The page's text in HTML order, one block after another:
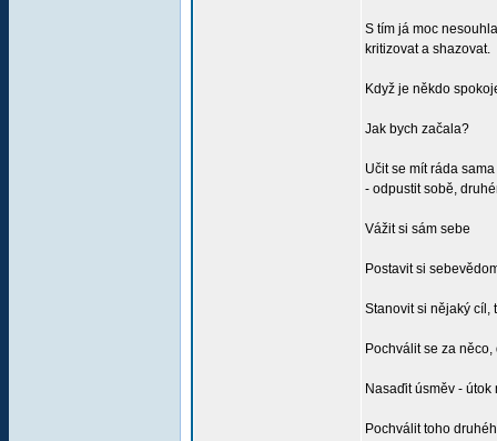
S tím já moc
kritizovat a shazovat.
Když je někdo
Jak bych začala?
Učit se mít ráda
- odpustit sobě,
Vážit si sám sebe
Postavit si
Stanovit si nějaký cíl,
Pochválit se za
Nasaďit úsměv -
Pochválit toho